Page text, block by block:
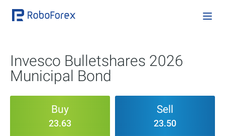
Invesco Bulletshares 2026
Municipal Bond
Buy
23.63
Sell
23.50